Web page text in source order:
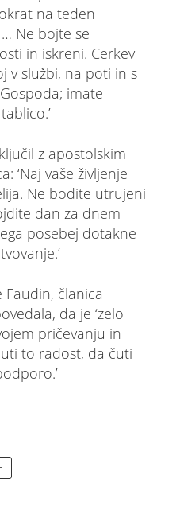
na teden
Ne bojte se
in iskreni. Cerkev
v službi, na poti in s
imate
z apostolskim
‘Naj vaše življenje
Ne bodite utrujeni
dan za dnem
posebej dotakne
Faudin, članica
da je ‘zelo
pričevanju in
to radost, da čuti